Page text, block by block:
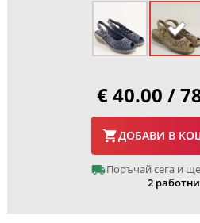
€ 40.00 /
ДОБАВИ В
Поръчай сега и
2